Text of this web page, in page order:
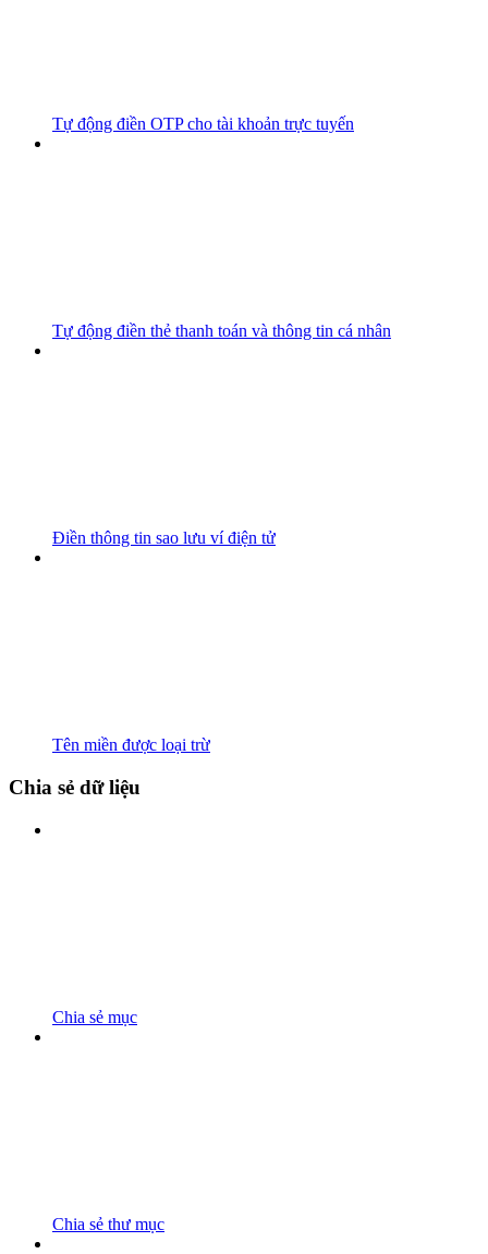
Tự động điền OTP cho tài khoản trực tuyến
Tự động điền thẻ thanh toán và thông tin cá nhân
Điền thông tin sao lưu ví điện tử
Tên miền được loại trừ
Chia sẻ dữ liệu
Chia sẻ mục
Chia sẻ thư mục